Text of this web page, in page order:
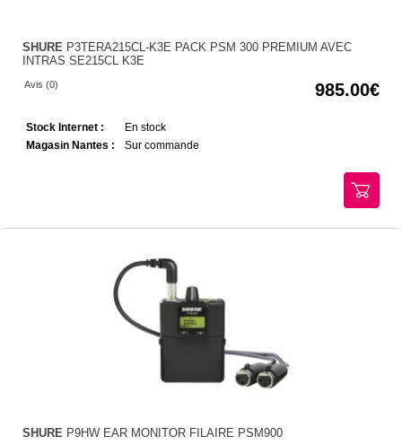
SHURE P3TERA215CL-K3E PACK PSM 300 PREMIUM AVEC
INTRAS SE215CL K3E
Avis (0) 985.00
Stock Internet :
En stock
Magasin Nantes :
Sur commande
SHURE P9HW EAR MONITOR FILAIRE PSM900